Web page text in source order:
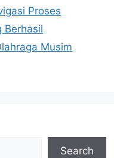
Proses
Berhasil
Musim
Search